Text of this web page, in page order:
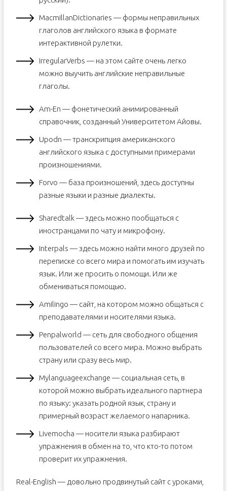
MacmillanDictionaries — формы неправильных
глаголов английского языка в формате
интерактивной рулетки.
IrregularVerbs — на этом сайте очень легко
можно выучить английские неправильные
глаголы.
Am-En — фонетический анимированный
справочник, созданный Университетом Айовы.
Upodn — транскрипция американского
английского языка с доступными примерами
произношениями.
Forvo — база произношений, здесь доступны
разные языки и разные диалекты.
Sharedtalk — здесь можно пообщаться с
иностранцами по чату и микрофону.
Interpals — здесь можно найти много друзей по
переписке со всего мира и помогать им изучать
язык. Или же просить о помощи. Или же
обмениваться помощью.
Amilingo — сайт, на котором можно общаться с
преподавателями и носителями языка.
Penpalworld — сеть для свободного общения
пользователей со всего мира. Можно выбрать
страну или сразу весь мир.
Mylanguageexchange — социальная сеть, в
которой можно выбрать идеального партнера
по языку: указать родной язык, страну и
примерный возраст желаемого напарника.
Livemocha — носители языка разбирают
упражнения в обмен на то, что кто-то потом
проверит их упражнения.
Real-English — довольно продвинутый сайт с уроками,